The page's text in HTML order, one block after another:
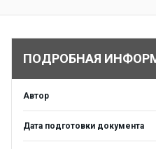
ПОДРОБНАЯ
Автор
Дата подготовки документа